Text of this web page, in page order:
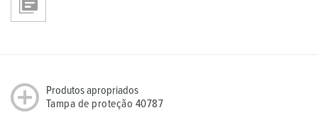
Produtos apropriados
Tampa de proteção 40787